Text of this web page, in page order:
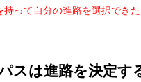
持って自分の進路を選択できた
スは進路を決定す